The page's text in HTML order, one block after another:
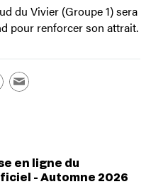
du Vivier (Groupe 1) sera
pour renforcer son attrait.
en ligne du
- Automne 2026